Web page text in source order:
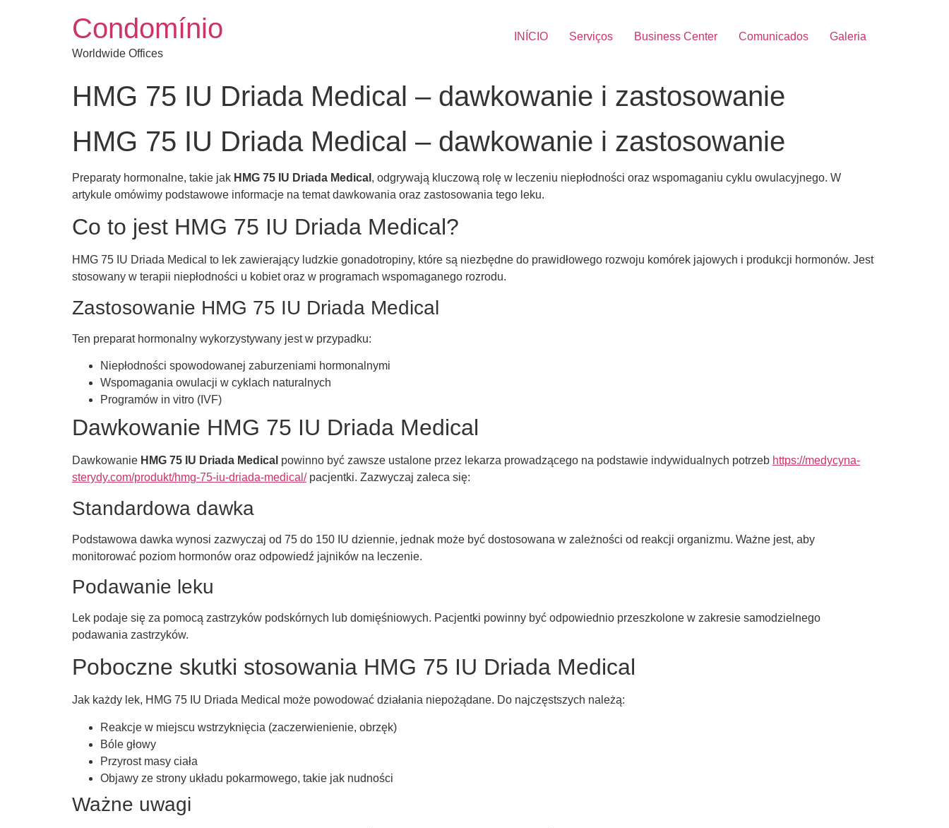
Condomínio
Worldwide Offices
INÍCIO Serviços Business Center Comunicados Galeria
HMG 75 IU Driada Medical – dawkowanie i zastosowanie
HMG 75 IU Driada Medical – dawkowanie i zastosowanie
Preparaty hormonalne, takie jak HMG 75 IU Driada Medical , odgrywają kluczową rolę w leczeniu niepłodności oraz wspomaganiu cyklu owulacyjnego. W
artykule omówimy podstawowe informacje na temat dawkowania oraz zastosowania tego leku.
Co to jest HMG 75 IU Driada Medical?
HMG 75 IU Driada Medical to lek zawierający ludzkie gonadotropiny, które są niezbędne do prawidłowego rozwoju komórek jajowych i produkcji hormonów. Jest
stosowany w terapii niepłodności u kobiet oraz w programach wspomaganego rozrodu.
Zastosowanie HMG 75 IU Driada Medical
Ten preparat hormonalny wykorzystywany jest w przypadku:
Niepłodności spowodowanej zaburzeniami hormonalnymi
Wspomagania owulacji w cyklach naturalnych
Programów in vitro (IVF)
Dawkowanie HMG 75 IU Driada Medical
Dawkowanie HMG 75 IU Driada Medical powinno być zawsze ustalone przez lekarza prowadzącego na podstawie indywidualnych potrzeb https://medycyna-
sterydy.com/produkt/hmg-75-iu-driada-medical/pacjentki. Zazwyczaj zaleca się:
Standardowa dawka
Podstawowa dawka wynosi zazwyczaj od 75 do 150 IU dziennie, jednak może być dostosowana w zależności od reakcji organizmu. Ważne jest, aby
monitorować poziom hormonów oraz odpowiedź jajników na leczenie.
Podawanie leku
Lek podaje się za pomocą zastrzyków podskórnych lub domięśniowych. Pacjentki powinny być odpowiednio przeszkolone w zakresie samodzielnego
podawania zastrzyków.
Poboczne skutki stosowania HMG 75 IU Driada Medical
Jak każdy lek, HMG 75 IU Driada Medical może powodować działania niepożądane. Do najczęstszych należą:
Reakcje w miejscu wstrzyknięcia (zaczerwienienie, obrzęk)
Bóle głowy
Przyrost masy ciała
Objawy ze strony układu pokarmowego, takie jak nudności
Ważne uwagi